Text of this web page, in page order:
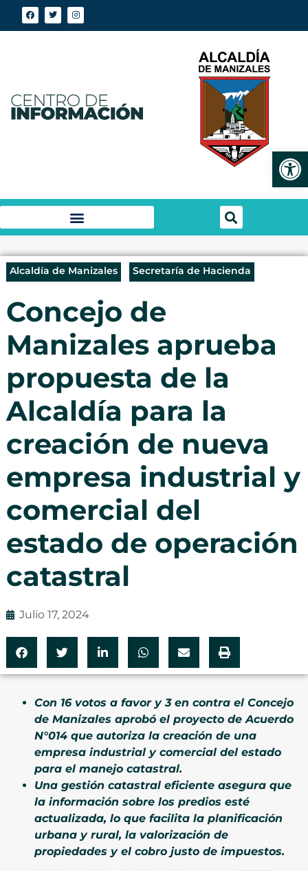
Alcaldía de Manizales Secretaría de Hacienda
Concejo de
Manizales aprueba
propuesta de la
Alcaldía para la
creación de nueva
empresa industrial y
comercial del
estado de operación
catastral
Julio 17, 2024
Con 16 votos a favor y 3 en contra el Concejo
de Manizales aprobó el proyecto de Acuerdo
N°014 que autoriza la creación de una
empresa industrial y comercial del estado
para el manejo catastral.
Una gestión catastral eficiente asegura que
la información sobre los predios esté
actualizada, lo que facilita la planificación
urbana y rural, la valorización de
propiedades y el cobro justo de impuestos.